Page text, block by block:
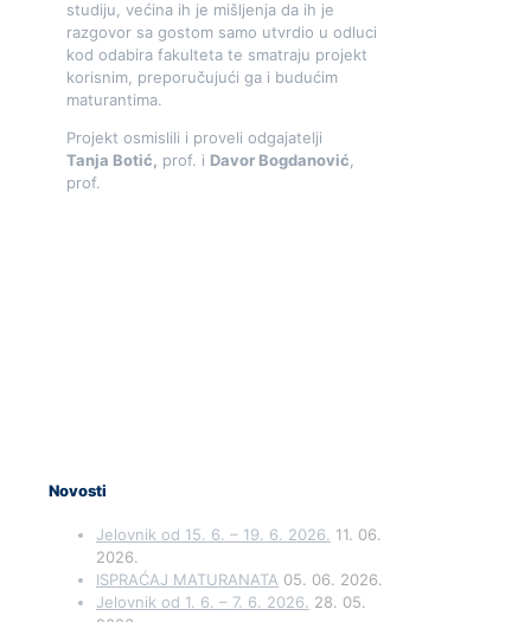
studiju, većina ih je mišljenja da ih je
razgovor sa gostom samo utvrdio u odluci
kod odabira fakulteta te smatraju projekt
korisnim, preporučujući ga i budućim
maturantima.
Projekt osmislili i proveli odgajatelji
Tanja Botić, prof. i Davor Bogdanović
prof.
Novosti
Jelovnik od 15. 6. – 19. 6. 2026. 11. 06.
2026.
ISPRAĆAJ MATURANATA 05. 06. 2026.
Jelovnik od 1. 6. – 7. 6. 2026. 28. 05.